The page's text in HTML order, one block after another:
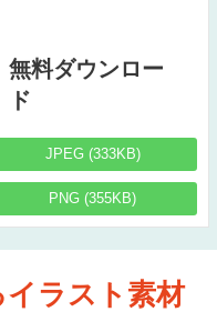
無料ダウンロー
ド
JPEG (333KB)
PNG (355KB)
イラスト素材